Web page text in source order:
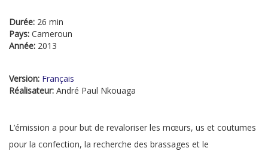
Durée: 26 min
Pays: Cameroun
Année: 2013
Version: Français
Réalisateur: André Paul Nkouaga
L’émission a pour but de revaloriser les mœurs, us et coutumes
pour la confection, la recherche des brassages et le